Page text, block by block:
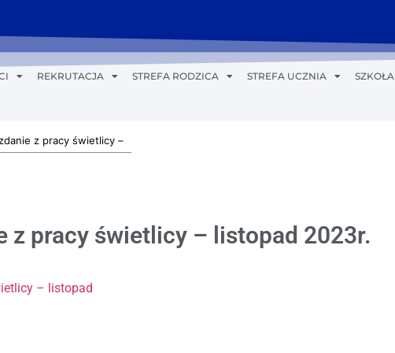
REKRUTACJA STREFA RODZICA STREFA UCZNIA SZKOŁA
z pracy świetlicy –
z pracy świetlicy – listopad 2023r.
– listopad